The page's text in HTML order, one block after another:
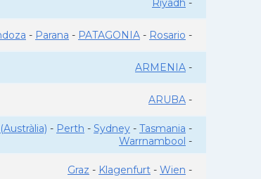
Riyadh -
- Parana - PATAGONIA - Rosario -
ARMENIA -
ARUBA -
- Perth - Sydney - Tasmania -
Warrnambool -
Graz - Klagenfurt - Wien -